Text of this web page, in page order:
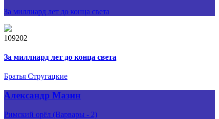
За миллиард лет до конца света
109202
За миллиард лет до конца света
Братья Стругацкие
Александр Мазин
Римский орёл (Варвары - 2)